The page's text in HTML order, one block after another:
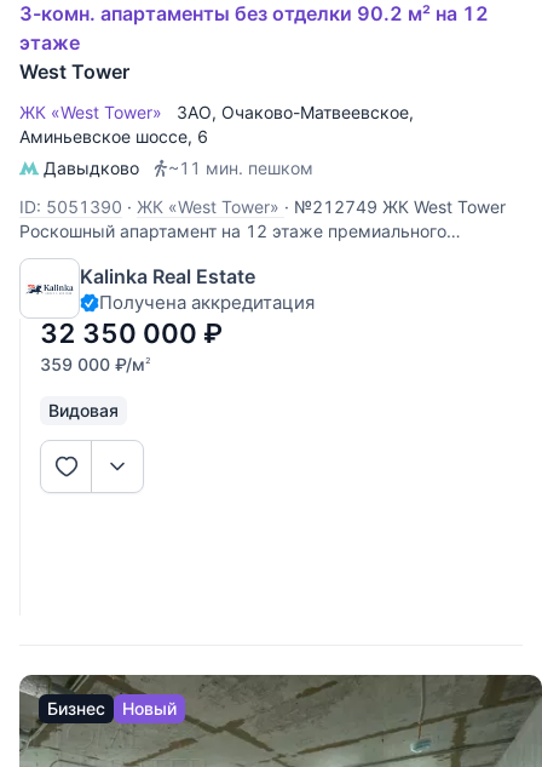
3-комн. апартаменты без отделки 90.2 м² на 12
этаже
West Tower
ЖК «West Tower» ЗАО, Очаково-Матвеевское,
Аминьевское шоссе, 6
Давыдково
~11 мин. пешком
ID: 5051390 · ЖК «West Tower» · №212749 ЖК West Tower
Роскошный апартамент на 12 этаже премиального
комплекса West Tower. Этот объект идеально подходит для
личного проживания или сдачи в аренду с высокой
доходностью. Панорамные виды: высокий 12 этаж
открывает захватывающий
Kalinka Real Estate
Получена аккредитация
32 350 000 ₽
359 000 ₽/м2
Видовая
Бизнес Новый